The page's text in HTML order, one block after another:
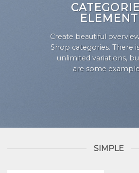
ELEMENT
Create beautiful
Shop categories. There
unlimited variations,
are some
SIMPLE